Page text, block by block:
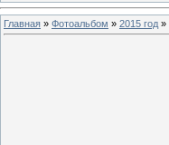
Главная » Фотоальбом » 2015 год »